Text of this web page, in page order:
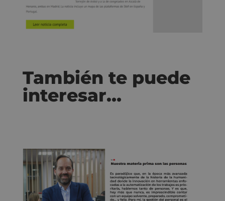
También te puede
interesar…